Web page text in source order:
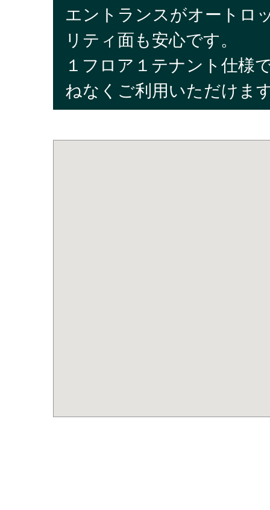
エントランスがオートロ
リティ面も安心です。
１フロア１テナント仕様
ねなくご利用いただけま